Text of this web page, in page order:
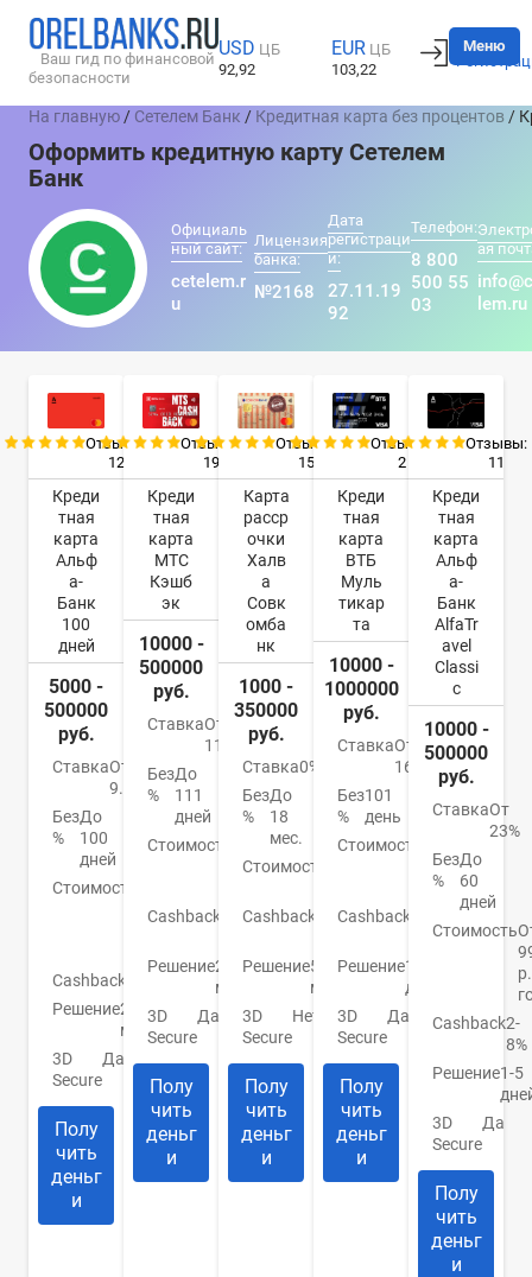
Ваш гид по финансовой
безопасности
USD ЦБ
92,92
EUR ЦБ
103,22
Вход
Меню
На главную / Сетелем Банк / Кредитная карта без процентов /
Оформить кредитную карту Сетелем
Банк
Официаль
ный сайт:
cetelem.r
u
Лицензия
банка:
№2168
Дата
регистраци
и:
27.11.19
92
Телефон:
8 800
500 55
03
ая
lem.ru
Отзывы:
12
Креди
тная
карта
Альф
а-
Банк
100
дней
5000 -
500000
руб.
СтавкаОт
9.9%
Без
%
До
100
дней
Стоимость
590
Cashback
Решение2
мин.
3D
Secure
Да
Полу
чить
деньг
и
Отзывы:
19
Креди
тная
карта
МТС
Кэшб
эк
10000 -
500000
руб.
СтавкаОт
11,9%
Без
%
До
111
дней
Стоимость
Cashback
Решение2
мин.
3D
Secure
Да
Полу
чить
деньг
и
Отзывы:
15
Карта
расср
очки
Халв
а
Совк
омба
нк
1000 -
350000
руб.
Ставка0%
Без
%
До
18
мес.
Стоимость
Cashback
До
Решение5
мин.
3D
Secure
Нет
Полу
чить
деньг
и
Отзывы:
2
Креди
тная
карта
ВТБ
Муль
тикар
та
10000 -
1000000
руб.
СтавкаОт
16%
Без
%
101
день
Стоимость
руб.
Cashback
Решение1
день
3D
Secure
Да
Полу
чить
деньг
и
Отзывы:
11
Креди
тная
карта
Альф
а-
Банк
AlfaTr
avel
Classi
c
10000 -
500000
руб.
СтавкаОт
23%
Без
%
До
60
дней
Стоимость
Cashback2-
8%
Решение1-5
3D
Secure
Да
Полу
чить
деньг
и